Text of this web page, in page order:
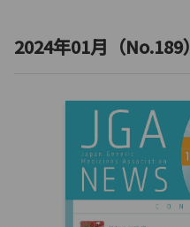
2024年01月（No.189）